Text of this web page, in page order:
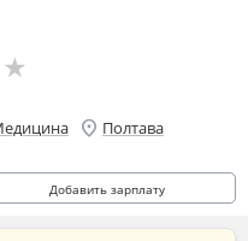
★
★
location_on Полтава
Добавить зарплату